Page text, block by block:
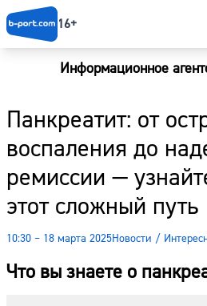
16+
Информационное
Панкреатит: от
воспаления до
ремиссии —
этот сложный путь
10:30 – 18 марта 2025Новости /
Что вы знаете о
Новости
Наши гости
Фоторепортажи
Погода
Курсы валют